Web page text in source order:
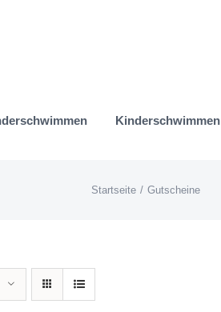
Kinderschwimmen
Startseite Gutscheine